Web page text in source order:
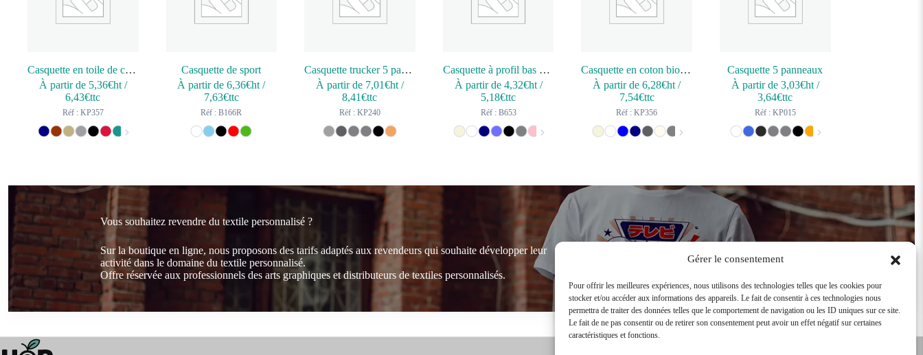
Gérer le consentement
Pour offrir les meilleures expériences, nous utilisons des technologies telles que les cookies pour
stocker et/ou accéder aux informations des appareils. Le fait de consentir à ces technologies nous
permettra de traiter des données telles que le comportement de navigation ou les ID uniques sur ce site.
Le fait de ne pas consentir ou de retirer son consentement peut avoir un effet négatif sur certaines
caractéristiques et fonctions.
Casquette en toile de coton 5 panneaux – K-up Gold Label
À partir de 5,36€ht/
6,43€ttc
Réf : KP357
Casquette de sport
À partir de6,36€ht /
7,63€ttc
Réf : B166R
Casquette trucker 5 panneaux en coton canvas – K-up Gold Label
À partir de 7,01€ht/
8,41€ttc
Réf : KP240
Casquette à profil bas 6 panneaux
À partir de 4,32€ht/
5,18€ttc
Réf : B653
Casquette en coton bio 6 panneaux – K-up Gold Label
À partir de6,28€ht /
7,54€ttc
Réf : KP356
Casquette 5 panneaux
À partir de 3,03€ht/
3,64€ttc
Réf : KP015
Vous souhaitez revendre du textile personnalisé ?
Sur la boutique en ligne, nous proposons des tarifs adaptés aux revendeurs qui souhaite développer leur
activité dans le domaine du textile personnalisé.
Offre réservée aux professionnels des arts graphiques et distributeurs de textiles personnalisés.